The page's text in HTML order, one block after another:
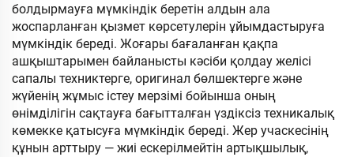
болдырмауға мүмкіндік беретін алдын ала
жоспарланған қызмет көрсетулерін ұйымдастыруға
мүмкіндік береді. Жоғары бағаланған қақпа
ашқыштарымен байланысты кәсіби қолдау желісі
сапалы техниктерге, оригинал бөлшектерге және
жүйенің жұмыс істеу мерзімі бойынша оның
өнімділігін сақтауға бағытталған үздіксіз техникалық
көмекке қатысуға мүмкіндік береді. Жер учаскесінің
құнын арттыру — жиі ескерілмейтін артықшылық,